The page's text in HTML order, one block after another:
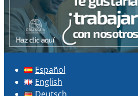
Español
English
Deutsch